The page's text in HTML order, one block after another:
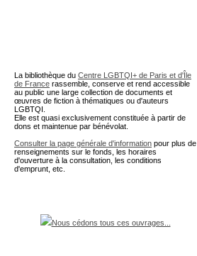
La bibliothèque du Centre LGBTQI+ de Paris et d'Île
de France rassemble, conserve et rend accessible
au public une large collection de documents et
œuvres de fiction à thématiques ou d'auteurs
LGBTQI.
Elle est quasi exclusivement constituée à partir de
dons et maintenue par bénévolat.
Consulter la page générale d'information pour plus de
renseignements sur le fonds, les horaires
d'ouverture à la consultation, les conditions
d'emprunt, etc.
Nous cédons tous ces ouvrages...